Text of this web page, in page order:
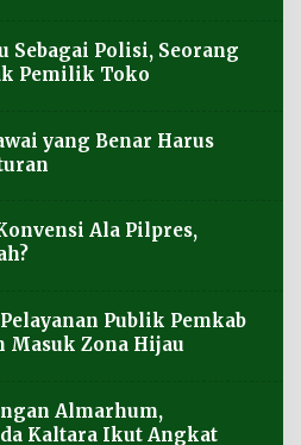
Sebagai Polisi, Seorang
Pemilik Toko
yang Benar Harus
Ala Pilpres,
Publik Pemkab
Masuk Zona Hijau
Almarhum,
Kaltara Ikut Angkat